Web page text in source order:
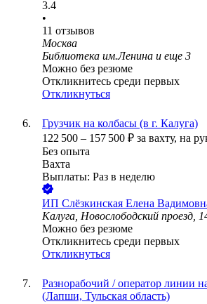
3.4
•
11 отзывов
Москва
Библиотека им.Ленина и еще 3
Можно без резюме
Откликнитесь среди первых
Откликнуться
Грузчик на колбасы (в г. Калуга)
122 500 – 157 500 ₽ за вахту, на
Без опыта
Вахта
Выплаты: Раз в неделю
ИП Слёзкинская Елена
Калуга, Новослободский проезд,
Можно без резюме
Откликнитесь среди первых
Откликнуться
Разнорабочий / оператор линии
(Лапши, Тульская область)